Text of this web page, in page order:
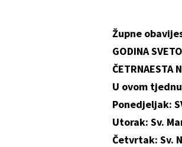
Župne
GODINA
ČETRNAESTA
U ovom
Ponedjeljak:
Utorak: Sv.
Četvrtak: Sv.